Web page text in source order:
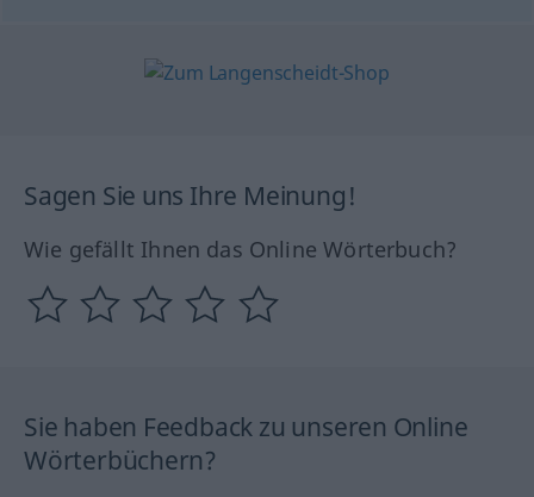
Sagen Sie uns Ihre Meinung!
Wie gefällt Ihnen das Online Wörterbuch?
Sie haben Feedback zu unseren Online
Wörterbüchern?